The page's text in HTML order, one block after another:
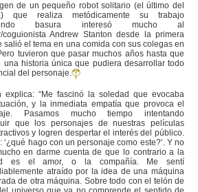
de un pequeño robot solitario (el último del
que realiza metódicamente su trabajo
basura interesó mucho al
coguionista Andrew Stanton desde la primera
salió el tema en una comida con sus colegas en
tuvieron que pasar muchos años hasta que
una historia única que pudiera desarrollar todo
del personaje.
explica: “Me fascinó la soledad que evocaba
y la inmediata empatía que provoca el
Pasamos mucho tiempo intentando
que los personajes de nuestras películas
y logren despertar el interés del público.
‘¿qué hago con un personaje como este?’. Y no
en darme cuenta de que lo contrario a la
es el amor, o la compañía. Me sentí
atraído por la idea de una máquina
de otra máquina. Sobre todo con el telón de